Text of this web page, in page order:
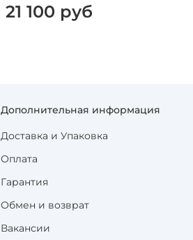
21 100 руб
Дополнительная информация
Доставка и Упаковка
Оплата
Гарантия
Обмен и возврат
Вакансии